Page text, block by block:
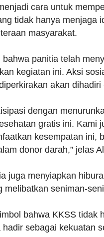
cara untuk
tidak hanya menjaga
masyarakat.
panitia telah
kegiatan ini. Aksi
akan
dengan
gratis ini. Kami
kesempatan ini,
donor darah,” jelas
juga menyiapkan
seniman-
bahwa KKSS tidak
sebagai kekuatan